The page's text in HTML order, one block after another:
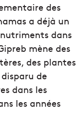
des
a déjà un
dans
mène des
des plantes
de
dans les
les années